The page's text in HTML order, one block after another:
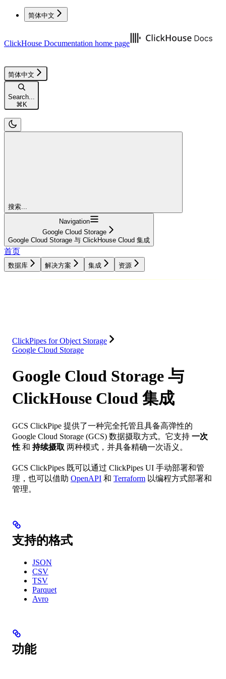
简体中文
ClickHouse Documentation home page
简体中文
Search...
⌘K
搜索...
Navigation
Google Cloud Storage
Google Cloud Storage 与 ClickHouse Cloud 集成
首页
数据库 解决方案 集成 资源
ClickPipes for Object Storage
Google Cloud Storage
Google Cloud Storage 与
ClickHouse Cloud 集成
GCS ClickPipe 提供了一种完全托管且具备高弹性的
Google Cloud Storage (GCS) 数据摄取方式。它支持 一次
性 和 持续摄取 两种模式，并具备精确一次语义。
GCS ClickPipes 既可以通过 ClickPipes UI 手动部署和管
理，也可以借助 OpenAPI 和 Terraform 以编程方式部署和
管理。
支持的格式
JSON
CSV
TSV
Parquet
Avro
功能